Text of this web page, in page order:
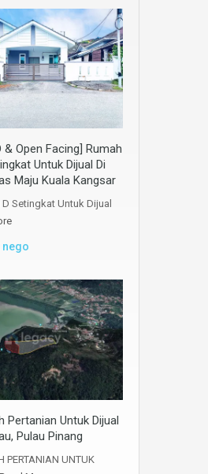
& Open Facing] Rumah
Untuk Dijual Di
Maju Kuala Kangsar
Setingkat Untuk Dijual
nego
Pertanian Untuk Dijual
Pulau Pinang
PERTANIAN UNTUK